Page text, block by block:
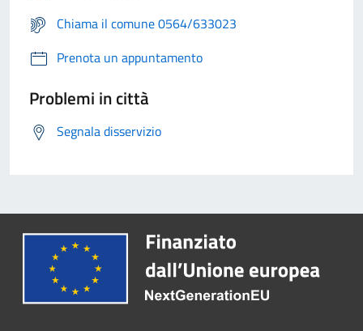
Chiama il comune 0564/633023
Prenota un appuntamento
Problemi in città
Segnala disservizio